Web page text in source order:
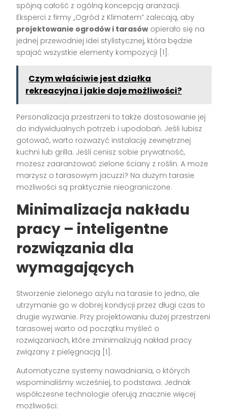
spójną całość z ogólną koncepcją aranżacji.
Eksperci z firmy „Ogród z Klimatem” zalecają, aby
projektowanie ogrodów i tarasów opierało się na
jednej przewodniej idei stylistycznej, która będzie
spajać wszystkie elementy kompozycji [1].
Czym właściwie jest działka
rekreacyjna i jakie daje możliwości?
Personalizacja przestrzeni to także dostosowanie jej
do indywidualnych potrzeb i upodobań. Jeśli lubisz
gotować, warto rozważyć instalację zewnętrznej
kuchni lub grilla. Jeśli cenisz sobie prywatność,
możesz zaaranżować zielone ściany z roślin. A może
marzysz o tarasowym jacuzzi? Na dużym tarasie
możliwości są praktycznie nieograniczone.
Minimalizacja nakładu
pracy – inteligentne
rozwiązania dla
wymagających
Stworzenie zielonego azylu na tarasie to jedno, ale
utrzymanie go w dobrej kondycji przez długi czas to
drugie wyzwanie. Przy projektowaniu dużej przestrzeni
tarasowej warto od początku myśleć o
rozwiązaniach, które zminimalizują nakład pracy
związany z pielęgnacją [1].
Automatyczne systemy nawadniania, o których
wspominaliśmy wcześniej, to podstawa. Jednak
współczesne technologie oferują znacznie więcej
możliwości: